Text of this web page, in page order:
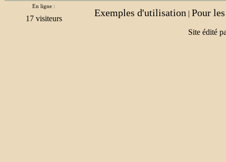
En ligne :
Exemples d'utilisation | Pour
Site édité